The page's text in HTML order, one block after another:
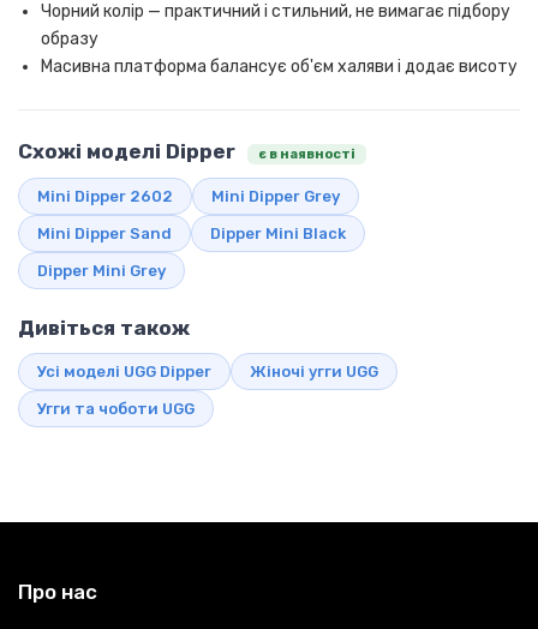
Чорний колір — практичний і стильний, не вимагає підбору
образу
Масивна платформа балансує об'єм халяви і додає висоту
Схожі моделі Dipper є в наявності
Mini Dipper 2602 Mini Dipper Grey
Mini Dipper Sand Dipper Mini Black
Dipper Mini Grey
Дивіться також
Усі моделі UGG Dipper Жіночі угги UGG
Угги та чоботи UGG
Про нас